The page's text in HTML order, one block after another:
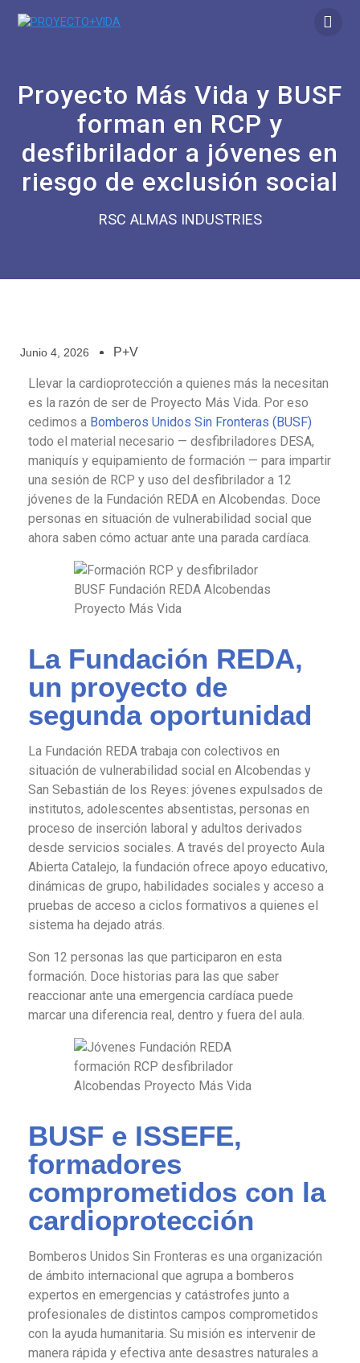
Proyecto Más Vida y BUSF
forman en RCP y
desfibrilador a jóvenes en
riesgo de exclusión social
RSC ALMAS INDUSTRIES
Junio 4, 2026 P+V
Llevar la cardioprotección a quienes más la necesitan
es la razón de ser de Proyecto Más Vida. Por eso
cedimos a Bomberos Unidos Sin Fronteras (BUSF)
todo el material necesario — desfibriladores DESA,
maniquís y equipamiento de formación — para impartir
una sesión de RCP y uso del desfibrilador a 12
jóvenes de la Fundación REDA en Alcobendas. Doce
personas en situación de vulnerabilidad social que
ahora saben cómo actuar ante una parada cardíaca.
La Fundación REDA,
un proyecto de
segunda oportunidad
La Fundación REDA trabaja con colectivos en
situación de vulnerabilidad social en Alcobendas y
San Sebastián de los Reyes: jóvenes expulsados de
institutos, adolescentes absentistas, personas en
proceso de inserción laboral y adultos derivados
desde servicios sociales. A través del proyecto Aula
Abierta Catalejo, la fundación ofrece apoyo educativo,
dinámicas de grupo, habilidades sociales y acceso a
pruebas de acceso a ciclos formativos a quienes el
sistema ha dejado atrás.
Son 12 personas las que participaron en esta
formación. Doce historias para las que saber
reaccionar ante una emergencia cardíaca puede
marcar una diferencia real, dentro y fuera del aula.
BUSF e ISSEFE,
formadores
comprometidos con la
cardioprotección
Bomberos Unidos Sin Fronteras es una organización
de ámbito internacional que agrupa a bomberos
expertos en emergencias y catástrofes junto a
profesionales de distintos campos comprometidos
con la ayuda humanitaria. Su misión es intervenir de
manera rápida y efectiva ante desastres naturales a